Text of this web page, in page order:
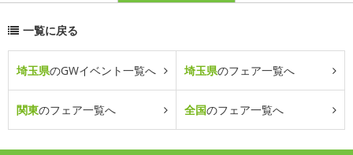
一覧に戻る
埼玉県のGWイベント一覧へ 埼玉県のフェア一覧へ
関東のフェア一覧へ 全国のフェア一覧へ